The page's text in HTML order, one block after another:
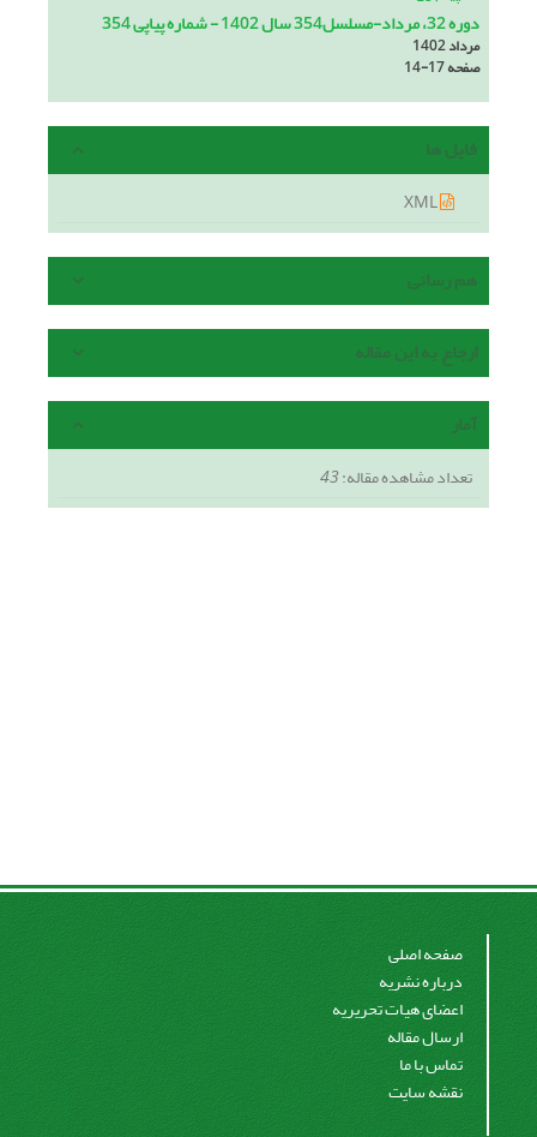
دوره 32، مرداد-مسلسل354 سال 1402 - شماره پیاپی 354
مرداد 1402
صفحه14-17
فایل ها
هم رسانی
ارجاع به این مقاله
آمار
تعداد مشاهده مقاله:43
صفحه اصلی
درباره نشریه
اعضای هیات تحریریه
ارسال مقاله
تماس با ما
نقشه سایت